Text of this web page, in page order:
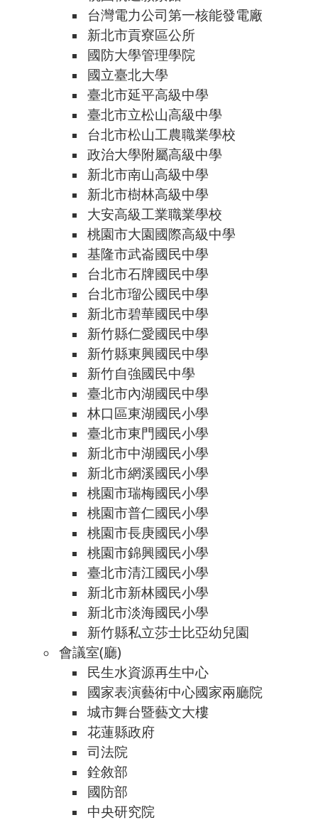
台灣電力公司第一核能發電廠
新北市貢寮區公所
國防大學管理學院
國立臺北大學
臺北市延平高級中學
臺北市立松山高級中學
台北市松山工農職業學校
政治大學附屬高級中學
新北市南山高級中學
新北市樹林高級中學
大安高級工業職業學校
桃園市大園國際高級中學
基隆市武崙國民中學
台北市石牌國民中學
台北市瑠公國民中學
新北市碧華國民中學
新竹縣仁愛國民中學
新竹縣東興國民中學
新竹自強國民中學
臺北市內湖國民中學
林口區東湖國民小學
臺北市東門國民小學
新北市中湖國民小學
新北市網溪國民小學
桃園市瑞梅國民小學
桃園市普仁國民小學
桃園市長庚國民小學
桃園市錦興國民小學
臺北市清江國民小學
新北市新林國民小學
新北市淡海國民小學
新竹縣私立莎士比亞幼兒園
會議室(廳)
民生水資源再生中心
國家表演藝術中心國家兩廳院
城市舞台暨藝文大樓
花蓮縣政府
司法院
銓敘部
國防部
中央研究院